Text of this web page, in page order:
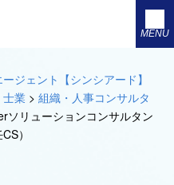
MENU
ジェント【シンシアード】
士業 > 組織・人事コンサルタ
ソリューションコンサルタン
）